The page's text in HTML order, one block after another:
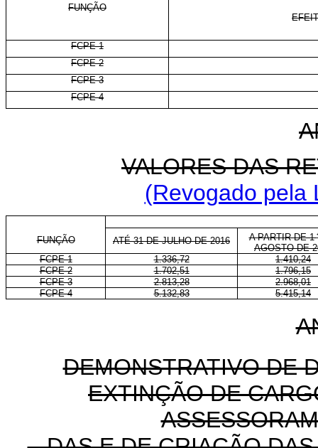
FUNÇÃO
FCPE-1
FCPE-2
FCPE-3
FCPE-4
VALORES DAS
(Revogado pela
FUNÇÃO ATÉ 31 DE JULHO DE 2016 A PARTIR DE 1
AGOSTO DE
FCPE-1
1.336,72
1.410,24
FCPE-2
1.702,51
1.796,15
FCPE-3
2.813,28
2.968,01
FCPE-4
5.132,83 5.415,14
DEMONSTRATIVO DE
EXTINÇÃO DE